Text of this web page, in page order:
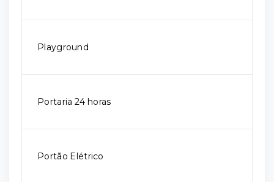
Playground
Portaria 24 horas
Portão Elétrico